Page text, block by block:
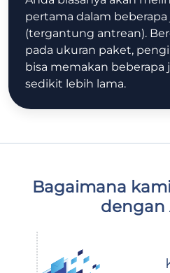
pertama dalam beberapa
(tergantung antrean).
pada ukuran paket,
bisa memakan beberapa
sedikit lebih lama.
Bagaimana
dengan